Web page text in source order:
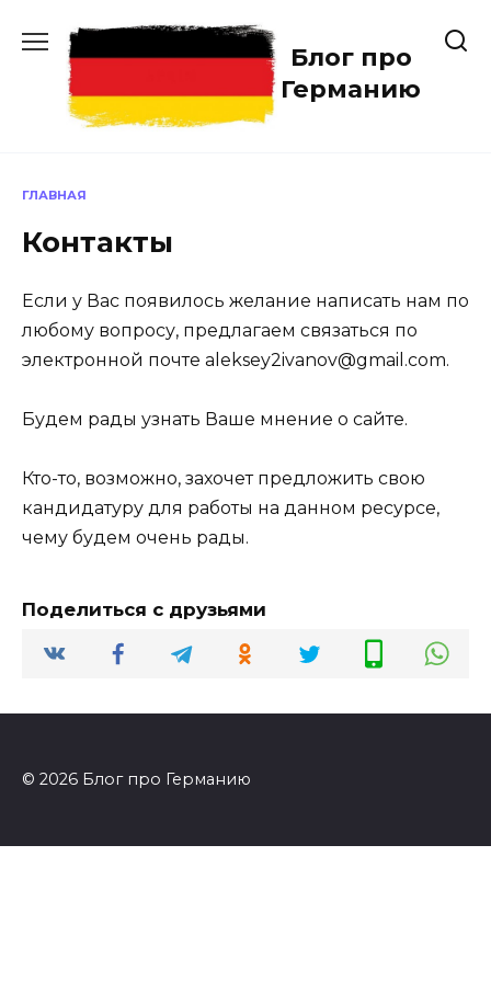
содержанию
Блог про
Германию
ГЛАВНАЯ
Контакты
Если у Вас появилось желание написать нам по
любому вопросу, предлагаем связаться по
электронной почте aleksey2ivanov@gmail.com.
Будем рады узнать Ваше мнение о сайте.
Кто-то, возможно, захочет предложить свою
кандидатуру для работы на данном ресурсе,
чему будем очень рады.
Поделиться с друзьями
© 2026 Блог про Германию